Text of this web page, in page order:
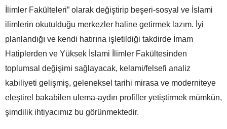
İlimler Fakülteleri” olarak değiştirip beşeri-sosyal ve İslami
ilimlerin okutulduğu merkezler haline getirmek lazım. İyi
planlandığı ve kendi hatırına işletildiği takdirde İmam
Hatiplerden ve Yüksek İslami İlimler Fakültesinden
toplumsal değişimi sağlayacak, kelami/felsefi analiz
kabiliyeti gelişmiş, geleneksel tarihi mirasa ve moderniteye
eleştirel bakabilen ulema-aydın profiller yetiştirmek mümkün,
şimdilik ihtiyacımız bu görünmektedir.